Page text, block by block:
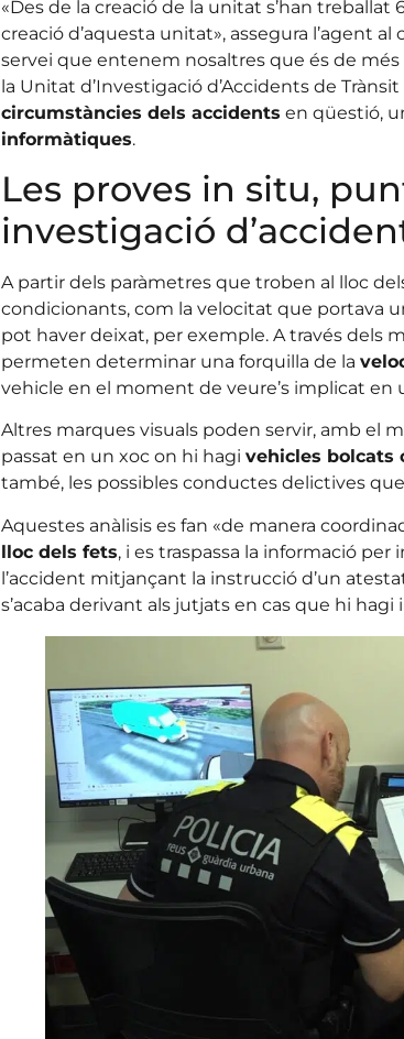
«Des de la creació de la unitat s’han
creació d’aquesta unitat», assegura l’agent
servei que entenem nosaltres que és de
la Unitat d’Investigació d’Accidents de
circumstàncies dels accidents en qüestió,
informàtiques.
Les proves in situ,
investigació
A partir dels paràmetres que troben al lloc
condicionants, com la velocitat que portava
pot haver deixat, per exemple. A través dels
permeten determinar una forquilla de la
vehicle en el moment de veure’s implicat en
Altres marques visuals poden servir, amb el
passat en un xoc on hi hagi vehicles bolcats
també, les possibles conductes delictives
Aquestes anàlisis es fan «de manera
lloc dels fets, i es traspassa la informació
l’accident mitjançant la instrucció d’un
s’acaba derivant als jutjats en cas que hi hagi